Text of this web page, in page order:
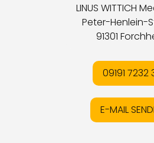
LINUS WITTICH
Peter-Henlein-
91301
09191 7232
E-MAIL